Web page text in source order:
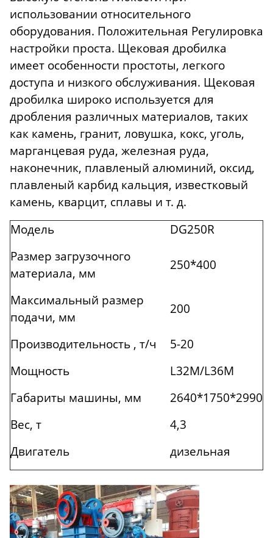
использовании относительного
оборудования. Положительная Регулировка
настройки проста. Щековая дробилка
имеет особенности простоты, легкого
доступа и низкого обслуживания. Щековая
дробилка широко используется для
дробления различных материалов, таких
как камень, гранит, ловушка, кокс, уголь,
марганцевая руда, железная руда,
наконечник, плавленый алюминий, оксид,
плавленый карбид кальция, известковый
камень, кварцит, сплавы и т. д.
Модель
DG250R
Размер загрузочного
материала, мм
250*400
Максимальный размер
подачи, мм
200
Производительность , т/ч
5-20
Мощность
L32М/L36М
Габариты машины, мм
2640*1750*2990
Вес, т
4,3
Двигатель
дизельная